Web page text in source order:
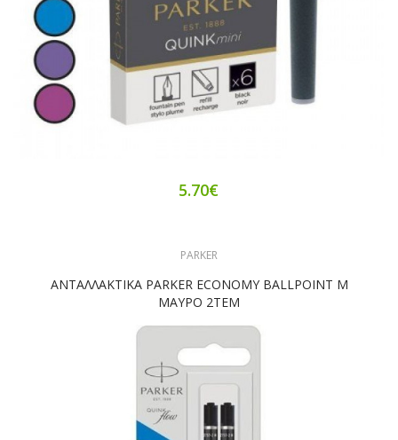
5.70€
PARKER
ΑΝΤΑΛΛΑΚΤΙΚΑ PARKER ECONOMY BALLPOINT M
ΜΑΥΡΟ 2ΤΕΜ